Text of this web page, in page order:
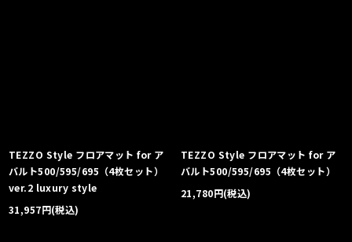
TEZZO Style フロアマット for ア
バルト500/595/695（4枚セット）
ver.2 luxury style
31,957円(税込)
TEZZO Style フロアマット for ア
バルト500/595/695（4枚セット）
21,780円(税込)